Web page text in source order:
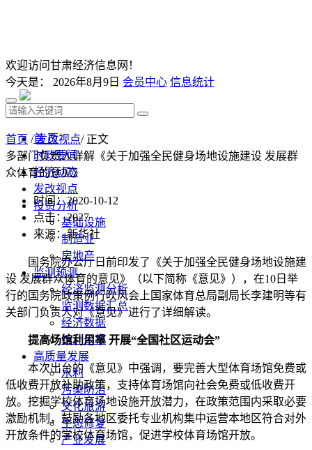
欢迎访问甘肃经济信息网！
今天是： 2026年8月9日 会员中心 信息统计
首 页
时政要闻
经济动态
发改视点
投资分析
基础设施
制造业
房地产
监测预测
经济监测分析
监测数据汇总
经济数据
统计公报
高质量发展
水利
污染防治
文化旅游
生态修复
产业发展
首页 /发改视点/ 正文
多部门负责人详解《关于加强全民健身场地设施建设 发展群
众体育的意见》
时间：2020-10-12
点击：2027
来源：新华社
国务院办公厅日前印发了《关于加强全民健身场地设施建
设 发展群众体育的意见》（以下简称《意见》），在10日举
行的国务院政策例行吹风会上国家体育总局副局长李建明等有
关部门负责人对《意见》进行了详细解读。
提高场馆利用率 开展“全国社区运动会”
本次出台的《意见》中强调，要完善大型体育场馆免费或
低收费开放补助政策，支持体育场馆向社会免费或低收费开
放。挖掘学校体育场地设施开放潜力，在政策范围内采取必要
激励机制，鼓励各地区委托专业机构集中运营本地区符合对外
开放条件的学校体育场馆，促进学校体育场馆开放。